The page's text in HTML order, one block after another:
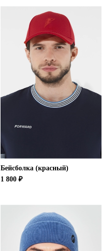
Бейсболка (красный)
1 800 ₽